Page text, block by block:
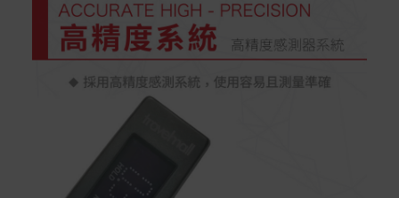
非Acer旗下品牌商品依配合廠商規範，可能會有無法配送
外島的狀況，
您可以於「我的訂單」內查詢訂單出貨狀態 (路徑：我的帳
號 > 我的訂單)。
實際的到貨時間依配合的物流商做安排，在無特殊狀況下
可在出貨後的兩個工作天內送達。
預購商品依商品頁面上的出貨時間安排，且有可能因實際
生產狀況有延後情況發生。